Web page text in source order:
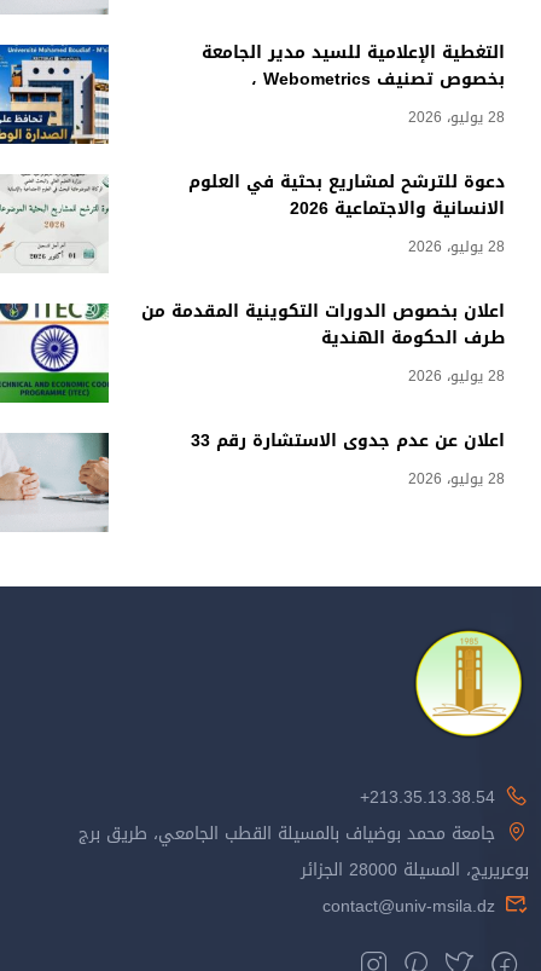
التغطية الإعلامية للسيد مدير الجامعة
بخصوص تصنيف Webometrics ،
28 يوليو، 2026
دعوة للترشح لمشاريع بحثية في العلوم
الانسانية والاجتماعية 2026
28 يوليو، 2026
اعلان بخصوص الدورات التكوينية المقدمة من
طرف الحكومة الهندية
28 يوليو، 2026
اعلان عن عدم جدوى الاستشارة رقم 33
28 يوليو، 2026
213.35.13.38.54+
جامعة محمد بوضياف بالمسيلة القطب الجامعي، طريق برج
بوعريريج، المسيلة 28000 الجزائر
contact@univ-msila.dz